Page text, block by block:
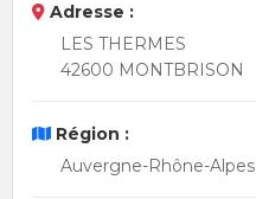
Adresse :
LES THERMES
42600 MONTBRISON
Région :
Auvergne-Rhône-Alpes